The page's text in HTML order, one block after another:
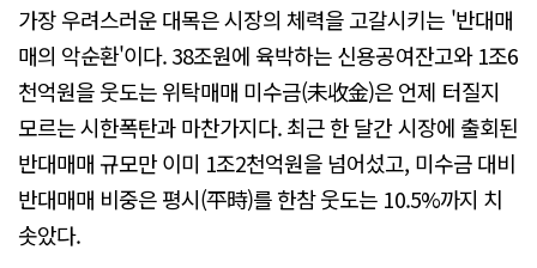
가장 우려스러운 대목은 시장의 체력을 고갈시키는 '반대매
매의 악순환'이다. 38조원에 육박하는 신용공여잔고와 1조6
천억원을 웃도는 위탁매매 미수금(未收金)은 언제 터질지
모르는 시한폭탄과 마찬가지다. 최근 한 달간 시장에 출회된
반대매매 규모만 이미 1조2천억원을 넘어섰고, 미수금 대비
반대매매 비중은 평시(平時)를 한참 웃도는 10.5%까지 치
솟았다.